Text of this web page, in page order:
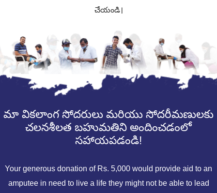
చేయండి।
మా వికలాంగ సోదరులు మరియు సోదరీమణులకు
చలనశీలత బహుమతిని అందించడంలో
సహాయపడండి!
Your generous donation of Rs. 5,000 would provide aid to an
amputee in need to live a life they might not be able to lead